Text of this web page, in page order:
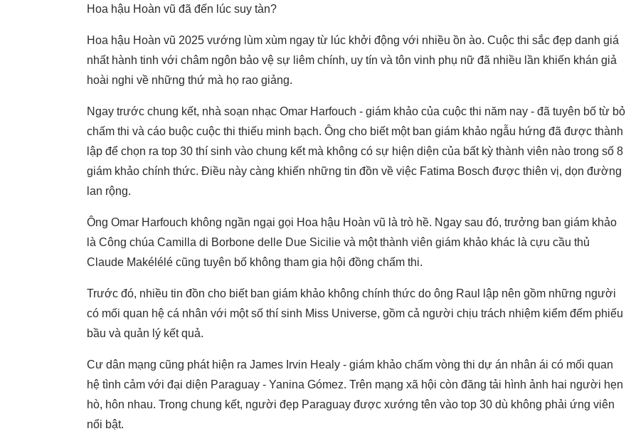
Hoa hậu Hoàn vũ đã đến lúc suy tàn?
Hoa hậu Hoàn vũ 2025 vướng lùm xùm ngay từ lúc khởi động với nhiều ồn ào. Cuộc thi sắc đẹp danh giá
nhất hành tinh với châm ngôn bảo vệ sự liêm chính, uy tín và tôn vinh phụ nữ đã nhiều lần khiến khán giả
hoài nghi về những thứ mà họ rao giảng.
Ngay trước chung kết, nhà soạn nhạc Omar Harfouch - giám khảo của cuộc thi năm nay - đã tuyên bố từ bỏ
chấm thi và cáo buộc cuộc thi thiếu minh bạch. Ông cho biết một ban giám khảo ngẫu hứng đã được thành
lập để chọn ra top 30 thí sinh vào chung kết mà không có sự hiện diện của bất kỳ thành viên nào trong số 8
giám khảo chính thức. Điều này càng khiến những tin đồn về việc Fatima Bosch được thiên vị, dọn đường
lan rộng.
Ông Omar Harfouch không ngần ngại gọi Hoa hậu Hoàn vũ là trò hề. Ngay sau đó, trưởng ban giám khảo
là Công chúa Camilla di Borbone delle Due Sicilie và một thành viên giám khảo khác là cựu cầu thủ
Claude Makélélé cũng tuyên bố không tham gia hội đồng chấm thi.
Trước đó, nhiều tin đồn cho biết ban giám khảo không chính thức do ông Raul lập nên gồm những người
có mối quan hệ cá nhân với một số thí sinh Miss Universe, gồm cả người chịu trách nhiệm kiểm đếm phiếu
bầu và quản lý kết quả.
Cư dân mạng cũng phát hiện ra James Irvin Healy - giám khảo chấm vòng thi dự án nhân ái có mối quan
hệ tình cảm với đại diện Paraguay - Yanina Gómez. Trên mạng xã hội còn đăng tải hình ảnh hai người hẹn
hò, hôn nhau. Trong chung kết, người đẹp Paraguay được xướng tên vào top 30 dù không phải ứng viên
nổi bật.